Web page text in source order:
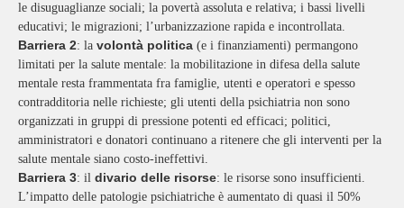
le disuguaglianze sociali; la povertà assoluta e relativa; i bassi livelli
educativi; le migrazioni; l’urbanizzazione rapida e incontrollata.
Barriera 2: la volontà politica (e i finanziamenti) permangono
limitati per la salute mentale: la mobilitazione in difesa della salute
mentale resta frammentata fra famiglie, utenti e operatori e spesso
contradditoria nelle richieste; gli utenti della psichiatria non sono
organizzati in gruppi di pressione potenti ed efficaci; politici,
amministratori e donatori continuano a ritenere che gli interventi per la
salute mentale siano costo-ineffettivi.
Barriera 3: il divario delle risorse: le risorse sono insufficienti.
L’impatto delle patologie psichiatriche è aumentato di quasi il 50%